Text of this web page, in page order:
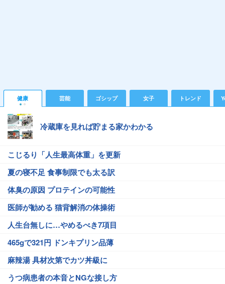
健康 芸能 ゴシップ 女子 トレンド
冷蔵庫を見れば貯まる家かわかる
こじるり「人生最高体重」を更新
夏の寝不足 食事制限でも太る訳
体臭の原因 プロテインの可能性
医師が勧める 猫背解消の体操術
人生台無しに…やめるべき7項目
465gで321円 ドンキプリン品薄
麻辣湯 具材次第でカツ丼級に
うつ病患者の本音とNGな接し方